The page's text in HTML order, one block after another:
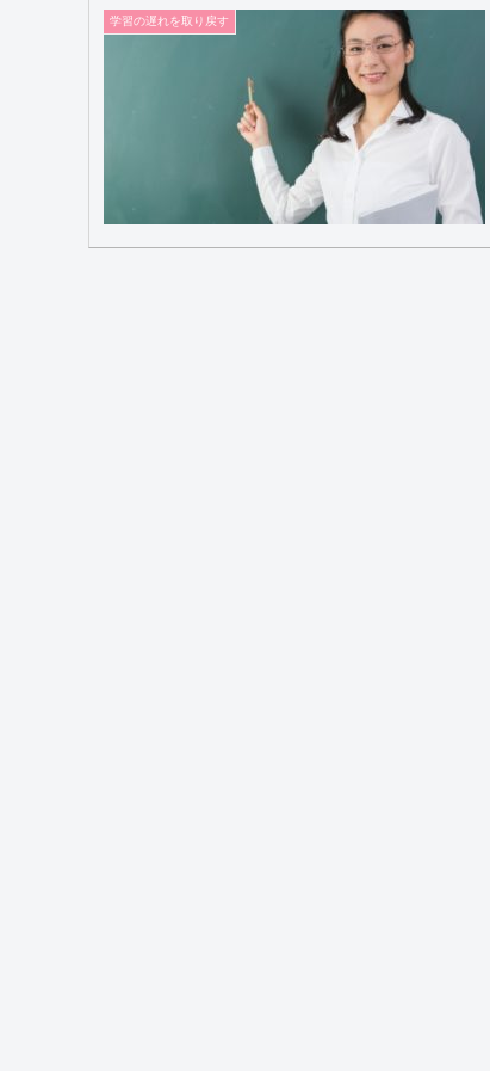
学習の遅れを取り戻す